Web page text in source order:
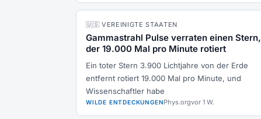
🇺🇸 VEREINIGTE STAATEN
Gammastrahl Pulse verraten einen Stern,
der 19.000 Mal pro Minute rotiert
Ein toter Stern 3.900 Lichtjahre von der Erde
entfernt rotiert 19.000 Mal pro Minute, und
Wissenschaftler habe
WILDE ENTDECKUNGENPhys.orgvor 1 W.